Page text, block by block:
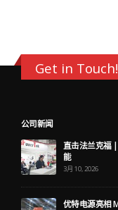
Get in Touch!
公司新闻
直击法兰克福
能
3月 10, 2026
优特电源亮相